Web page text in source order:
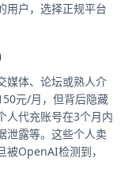
用户，选择正规平台
媒体、论坛或熟人介
元/月，但背后隐藏
人代充账号在3个月内
泄露等。这些个人卖
OpenAI检测到，